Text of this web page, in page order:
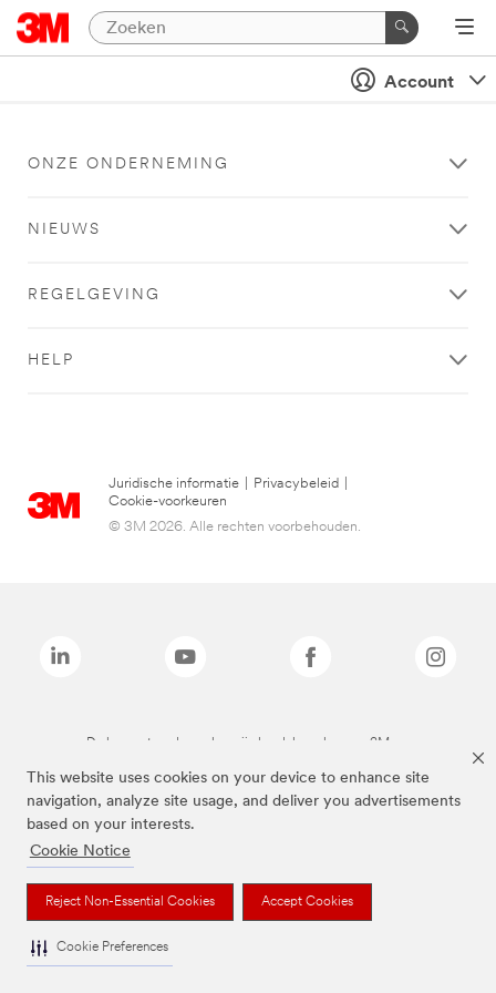
This website uses cookies on your device to enhance site
navigation, analyze site usage, and deliver you advertisements
based on your interests.
Cookie Notice
Reject Non-Essential Cookies Accept Cookies
Cookie Preferences
Account
ONZE ONDERNEMING
NIEUWS
REGELGEVING
HELP
Juridische informatie Privacybeleid
Cookie-voorkeuren
© 3M 2026. Alle rechten voorbehouden.
De bovenstaande merken zijn handelsmerken van 3M.we